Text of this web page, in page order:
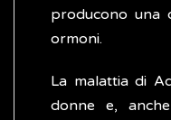
producono una
ormoni.
La malattia di
donne e,